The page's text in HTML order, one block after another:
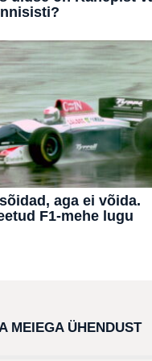
aga ei võida.
F1-mehe lugu
MEIEGA ÜHENDUST